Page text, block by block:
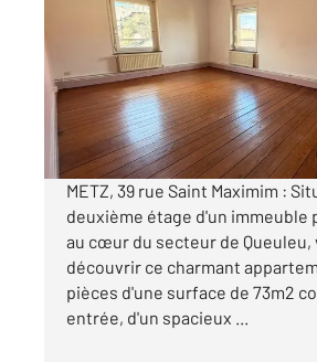
Ref : 38422
Appartement F3 à louer
680 €
par mois charges comprises
METZ, 39 rue Saint Maximim :
deuxième étage d'un immeuble
au cœur du secteur de Queuleu,
découvrir ce charmant
pièces d'une surface de 73m2
entrée, d'un spacieux ...